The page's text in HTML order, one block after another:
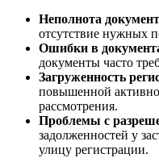
Неполнота
отсутствие нужных
Ошибки в
документы часто
Загруженность
повышенной
рассмотрения.
Проблемы с
задолженностей у
улицу регистрации.